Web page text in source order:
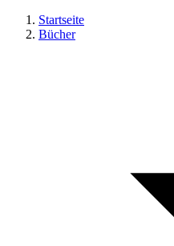
Startseite
Bücher